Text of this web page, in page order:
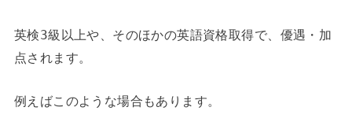
英検3級以上や、そのほかの英語資格取得で、優遇・加
点されます。
例えばこのような場合もあります。